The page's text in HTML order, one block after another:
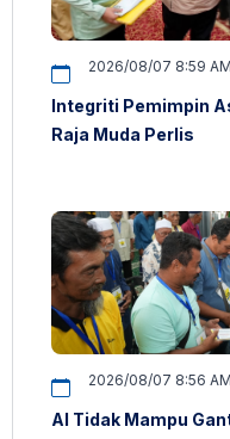
2026/08/07 8:59 AM
Integriti Pemimpin
Raja Muda Perlis
2026/08/07 8:56 AM
AI Tidak Mampu